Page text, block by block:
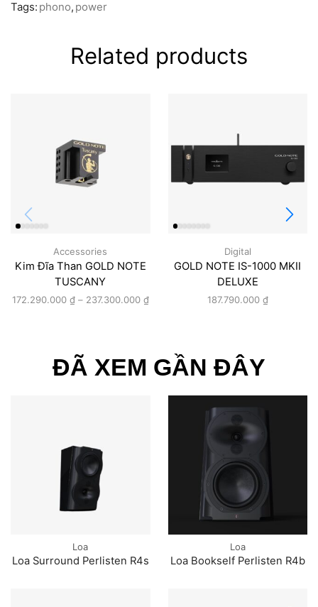
Tags: phono, power
Related products
Accessories
Kim Đĩa Than GOLD NOTE
TUSCANY
172.290.000 ₫ – 237.300.000 ₫
Digital
GOLD NOTE IS-1000 MKII
DELUXE
187.790.000 ₫
ĐÃ XEM GẦN ĐÂY
Loa
Loa Surround Perlisten R4s
Loa
Loa Bookself Perlisten R4b